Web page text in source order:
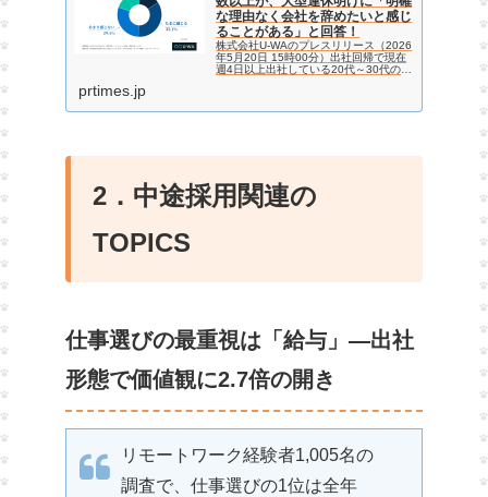
な理由なく会社を辞めたいと感じ
ることがある」と回答！
株式会社U-WAのプレスリリース（2026
年5月20日 15時00分）出社回帰で現在
週4日以上出社している20代～30代の会
prtimes.jp
2．中途採用関連の
TOPICS
仕事選びの最重視は「給与」—出社
形態で価値観に2.7倍の開き
リモートワーク経験者1,005名の
調査で、仕事選びの1位は全年